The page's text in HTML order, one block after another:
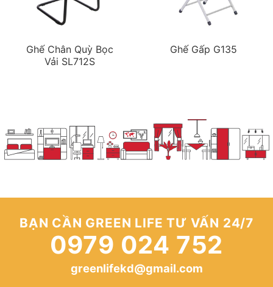
Ghế Chân Quỳ Bọc
Vải SL712S
Ghế Gấp G135
BẠN CẦN GREEN LIFE TƯ VẤN 24/7
0979 024 752
greenlifekd@gmail.com